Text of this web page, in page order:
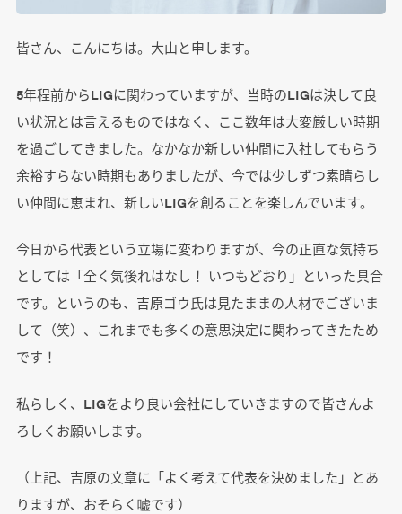
皆さん、こんにちは。大山と申します。
5年程前からLIGに関わっていますが、当時のLIGは決して良
い状況とは言えるものではなく、ここ数年は大変厳しい時期
を過ごしてきました。なかなか新しい仲間に入社してもらう
余裕すらない時期もありましたが、今では少しずつ素晴らし
い仲間に恵まれ、新しいLIGを創ることを楽しんでいます。
今日から代表という立場に変わりますが、今の正直な気持ち
としては「全く気後れはなし！ いつもどおり」といった具合
です。というのも、吉原ゴウ氏は見たままの人材でございま
して（笑）、これまでも多くの意思決定に関わってきたため
です！
私らしく、LIGをより良い会社にしていきますので皆さんよ
ろしくお願いします。
（上記、吉原の文章に「よく考えて代表を決めました」とあ
りますが、おそらく嘘です）